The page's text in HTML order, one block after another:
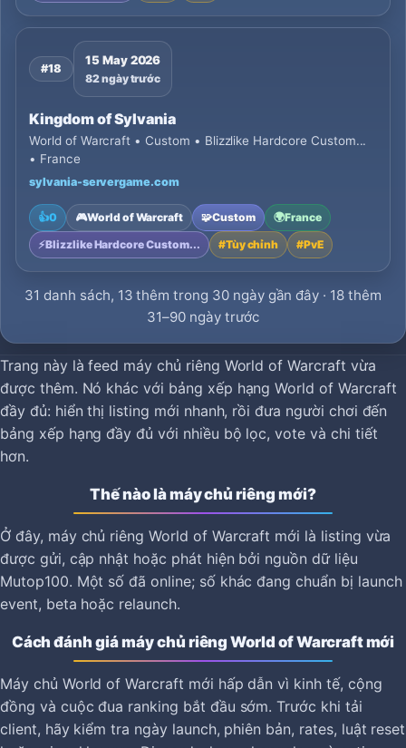
#18
15 May 2026
82 ngày trước
Kingdom of Sylvania
World of Warcraft • Custom • Blizzlike Hardcore Custom...
• France
sylvania-servergame.com
👍0 🎮World of Warcraft 🧩Custom 🌍France
⚡Blizzlike Hardcore Custom... #Tùy chỉnh #PvE
31 danh sách, 13 thêm trong 30 ngày gần đây · 18 thêm
31–90 ngày trước
Trang này là feed máy chủ riêng World of Warcraft vừa
được thêm. Nó khác với bảng xếp hạng World of Warcraft
đầy đủ: hiển thị listing mới nhanh, rồi đưa người chơi đến
bảng xếp hạng đầy đủ với nhiều bộ lọc, vote và chi tiết
hơn.
Thế nào là máy chủ riêng mới?
Ở đây, máy chủ riêng World of Warcraft mới là listing vừa
được gửi, cập nhật hoặc phát hiện bởi nguồn dữ liệu
Mutop100. Một số đã online; số khác đang chuẩn bị launch
event, beta hoặc relaunch.
Cách đánh giá máy chủ riêng World of Warcraft mới
Máy chủ World of Warcraft mới hấp dẫn vì kinh tế, cộng
đồng và cuộc đua ranking bắt đầu sớm. Trước khi tải
client, hãy kiểm tra ngày launch, phiên bản, rates, luật reset